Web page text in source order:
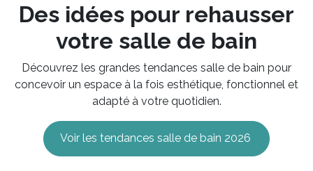
Des idées pour rehausser
votre salle de bain
Découvrez les grandes tendances salle de bain pour
concevoir un espace à la fois esthétique, fonctionnel et
adapté à votre quotidien.
Voir les tendances salle de bain 2026